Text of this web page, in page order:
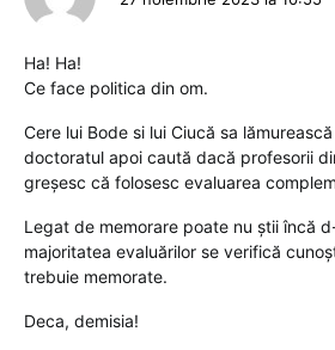
Ha! Ha!
Ce face politica din om.
Cere lui Bode si lui Ciucă sa
doctoratul apoi caută dacă profesorii
greșesc că folosesc evaluarea
Legat de memorare poate nu știi încă
majoritatea evaluărilor se verifică
trebuie memorate.
Deca, demisia!